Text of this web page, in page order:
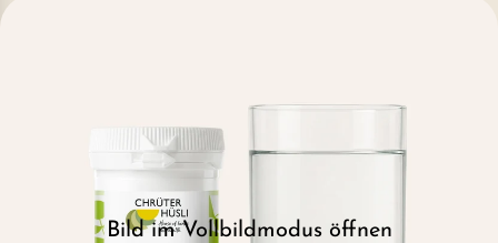
Bild im Vollbildmodus öffnen